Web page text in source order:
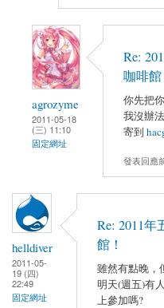
agrozyme
2011-05-18
(三) 11:10
固定網址
Re:
咖啡館
你先把
我沒辦
寄到
發表回應
helldiver
2011-05-
19 (四)
22:49
固定網址
Re: 2011年
館！
雖然有點晚，
明天(週五)有
上參加嗎?